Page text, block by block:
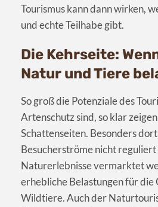
Tourismus kann dann wirken,
und echte Teilhabe gibt.
Die Kehrseite:
Natur und Tiere
So groß die Potenziale des
Artenschutz sind, so klar
Schattenseiten. Besonders
Besucherströme nicht
Naturerlebnisse vermarktet
erhebliche Belastungen für die
Wildtiere. Auch der